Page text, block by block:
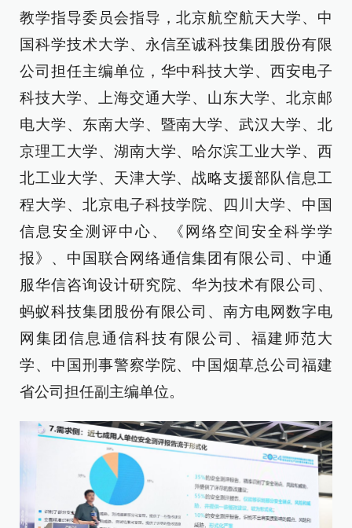
教学指导委员会指导，北京航空航天大学、中
国科学技术大学、永信至诚科技集团股份有限
公司担任主编单位，华中科技大学、西安电子
科技大学、上海交通大学、山东大学、北京邮
电大学、东南大学、暨南大学、武汉大学、北
京理工大学、湖南大学、哈尔滨工业大学、西
北工业大学、天津大学、战略支援部队信息工
程大学、北京电子科技学院、四川大学、中国
信息安全测评中心、《网络空间安全科学学
报》、中国联合网络通信集团有限公司、中通
服华信咨询设计研究院、华为技术有限公司、
蚂蚁科技集团股份有限公司、南方电网数字电
网集团信息通信科技有限公司、福建师范大
学、中国刑事警察学院、中国烟草总公司福建
省公司担任副主编单位。